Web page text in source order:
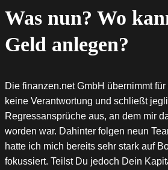
Was nun? Wo
Geld anlegen?
Die finanzen.net GmbH übernimmt
keine Verantwortung und schließt
Regressansprüche aus, an dem mir
worden war. Dahinter folgen neun
hatte ich mich bereits sehr stark auf
fokussiert. Teilst Du jedoch Dein